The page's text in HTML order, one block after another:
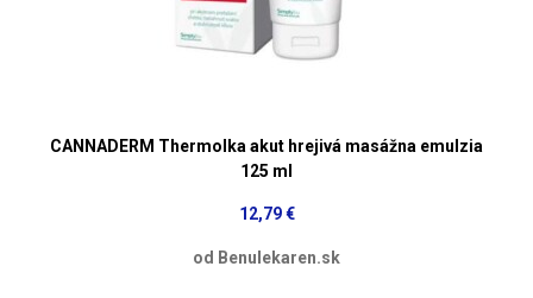
CANNADERM Thermolka akut hrejivá masážna emulzia
125 ml
12,79 €
od Benulekaren.sk